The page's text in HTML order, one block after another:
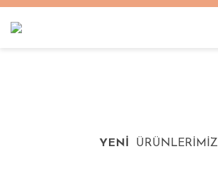
YENİ ÜRÜNLERİMİZ